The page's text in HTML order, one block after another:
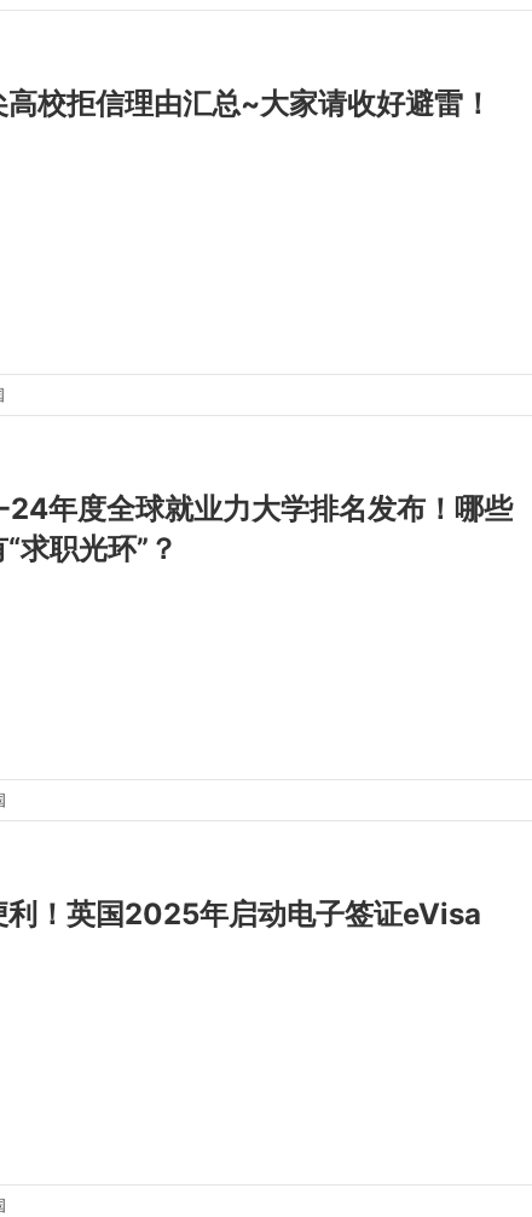
校拒信理由汇总~大家请收好避雷！
年度全球就业力大学排名发布！哪些
求职光环”？
利！英国2025年启动电子签证eVisa